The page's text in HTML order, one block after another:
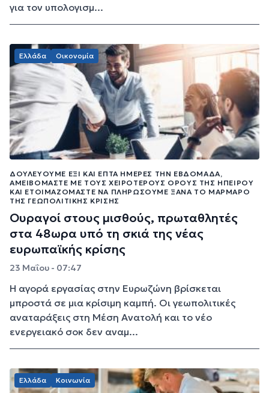
για τον υπολογισμ...
Ελλάδα Οικονομία
ΔΟΥΛΕΎΟΥΜΕ ΈΞΙ ΚΑΙ ΕΠΤΆ ΗΜΈΡΕΣ ΤΗΝ ΕΒΔΟΜΆΔΑ,
ΑΜΕΙΒΌΜΑΣΤΕ ΜΕ ΤΟΥΣ ΧΕΙΡΌΤΕΡΟΥΣ ΌΡΟΥΣ ΤΗΣ ΗΠΕΊΡΟΥ
ΚΑΙ ΕΤΟΙΜΑΖΌΜΑΣΤΕ ΝΑ ΠΛΗΡΏΣΟΥΜΕ ΞΑΝΆ ΤΟ ΜΆΡΜΑΡΟ
ΤΗΣ ΓΕΩΠΟΛΙΤΙΚΉΣ ΚΡΊΣΗΣ
Ουραγοί στους μισθούς, πρωταθλητές
στα 48ωρα υπό τη σκιά της νέας
ευρωπαϊκής κρίσης
23 Μαΐου - 07:47
Η αγορά εργασίας στην Ευρωζώνη βρίσκεται
μπροστά σε μια κρίσιμη καμπή. Οι γεωπολιτικές
αναταράξεις στη Μέση Ανατολή και το νέο
ενεργειακό σοκ δεν αναμ...
Ελλάδα Κοινωνία